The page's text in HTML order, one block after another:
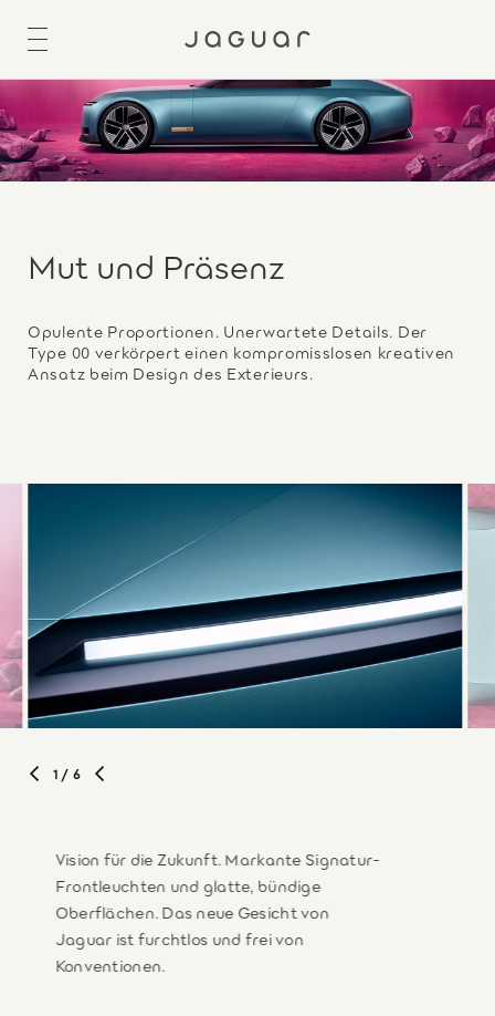
Mut und Präsenz
Opulente Proportionen. Unerwartete Details. Der
Type 00 verkörpert einen kompromisslosen kreativen
Ansatz beim Design des Exterieurs.
1 / 6
Vision für die Zukunft. Markante Signatur-
Frontleuchten und glatte, bündige
Oberflächen. Das neue Gesicht von
Jaguar ist furchtlos und frei von
Konventionen.